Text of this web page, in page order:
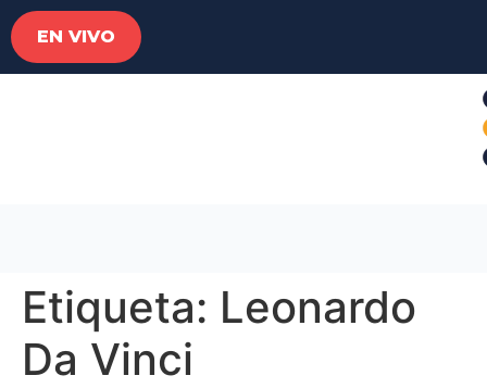
EN VIVO
Etiqueta: Leonardo
Da Vinci